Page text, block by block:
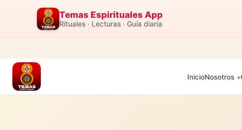
Temas Espirituales App
Rituales · Lecturas · Guía diaria
InicioNosotros